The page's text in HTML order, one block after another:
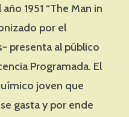
1951 “The Man in
por el
presenta al público
Programada. El
joven que
gasta y por ende